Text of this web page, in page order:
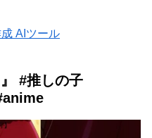
AIツール
#推しの子